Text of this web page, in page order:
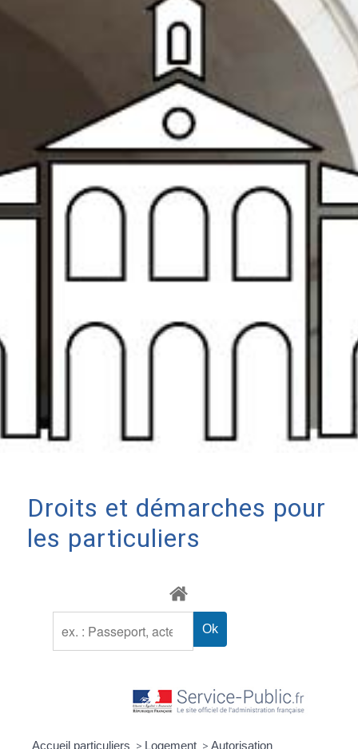
Droits et démarches pour
les particuliers
Accueil particuliers > Logement > Autorisation